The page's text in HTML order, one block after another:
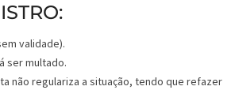
validade).
ser multado.
não regulariza a situação, tendo que refazer